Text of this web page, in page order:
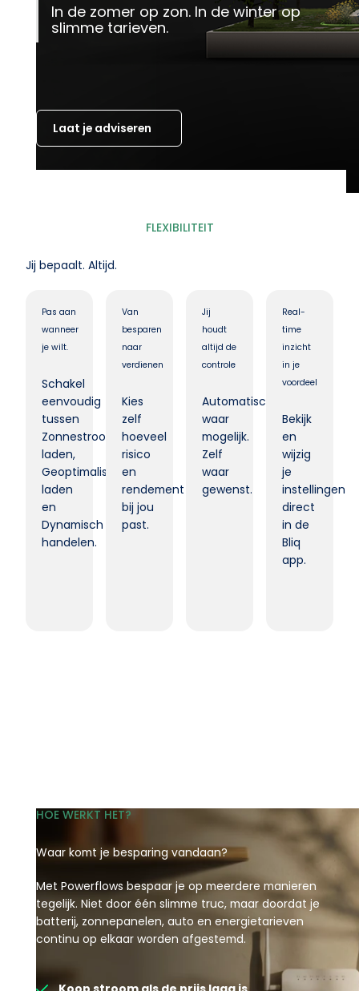
In de zomer op zon. In de winter op
slimme tarieven.
Laat je adviseren
FLEXIBILITEIT
Jij bepaalt. Altijd.
Pas aan
wanneer
je wilt.
Schakel
eenvoudig
tussen
Zonnestroom
laden,
Geoptimaliseerd
laden
en
Dynamisch
handelen.
Van
besparen
naar
verdienen
Kies
zelf
hoeveel
risico
en
rendement
bij jou
past.
Jij
houdt
altijd de
controle
Automatisch
waar
mogelijk.
Zelf
waar
gewenst.
Real-
time
inzicht
in je
voordeel
Bekijk
en
wijzig
je
instellingen
direct
in de
Bliq
app.
HOE WERKT HET?
Waar komt je besparing vandaan?
Met Powerflows bespaar je op meerdere manieren
tegelijk. Niet door één slimme truc, maar doordat je
batterij, zonnepanelen, auto en energietarieven
continu op elkaar worden afgestemd.